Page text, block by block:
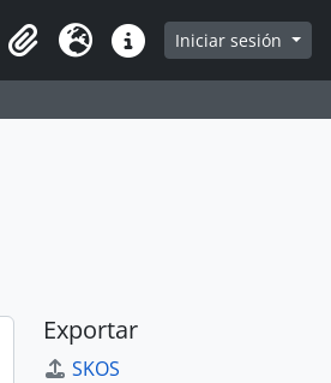
Portapapeles
Idioma Enlaces rápidos
Iniciar sesión
Exportar
SKOS